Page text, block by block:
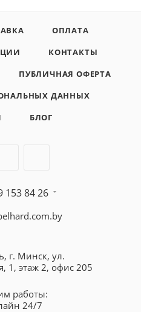
ОПЛАТА
КОНТАКТЫ
ПУБЛИЧНАЯ ОФЕРТА
ДАННЫХ
БЛОГ
153 84 26
г. Минск, ул.
1, этаж 2, офис 205
работы:
24/7